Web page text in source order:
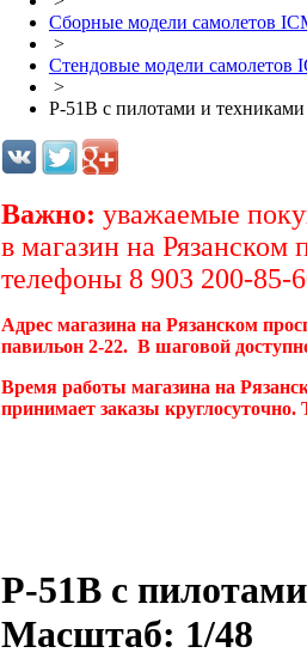
Сборные модели самолетов
>
Стендовые модели самолетов
>
P-51B c пилотами и
Важно: уважаемые
в магазин на Рязанском
телефоны 8 903 200-85-
Адрес магазина на Рязанском
павильон 2-22. В шаговой
Время работы магазина на
принимает заказы
P-51B c
Масштаб: 1/48